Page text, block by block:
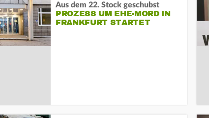
Aus dem 22. Stock geschubst
PROZESS UM EHE-MORD IN
FRANKFURT STARTET